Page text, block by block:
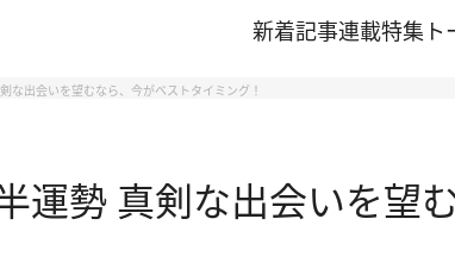
新着記事連載特集
な出会いを望むなら、今がベストタイミング！
運勢 真剣な出会いを望